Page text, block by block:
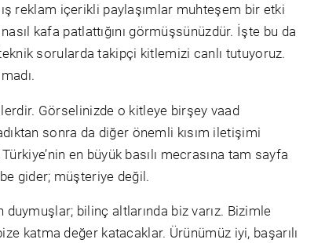
reklam içerikli paylaşımlar muhteşem bir etki
kafa patlattığını görmüşsünüzdür. İşte bu da
sorularda takipçi kitlemizi canlı tutuyoruz.
Görselinizde o kitleye birşey vaad
sonra da diğer önemli kısım iletişimi
en büyük basılı mecrasına tam sayfa
gider; müşteriye değil.
duymuşlar; bilinç altlarında biz varız. Bizimle
katma değer katacaklar. Ürünümüz iyi, başarılı